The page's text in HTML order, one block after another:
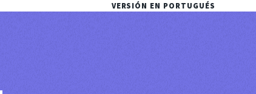
VERSIÓN EN PORTUGUÉS